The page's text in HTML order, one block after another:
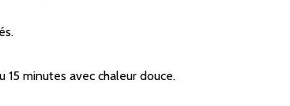
15 minutes avec chaleur douce.